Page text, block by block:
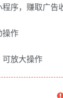
序，赚取广告
操作
放大操作